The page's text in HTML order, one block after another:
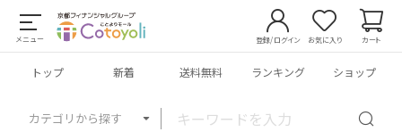
メニュー
カテゴリから探す
登録/ログイン お気に入り カート
トップ 新着 送料無料 ランキング ショップ